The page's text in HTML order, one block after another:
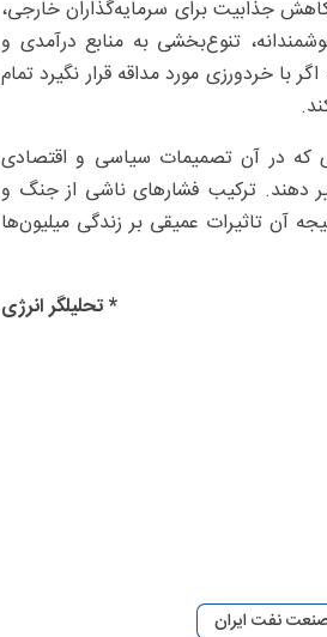
جذابیت برای سرمایه‌گذاران خارجی،
تنوع‌بخشی به منابع درآمدی و
خردورزی مورد مداقه قرار نگیرد تمام
که در آن تصمیمات سیاسی و اقتصادی
دهند. ترکیب فشارهای ناشی از جنگ و
آن تاثیرات عمیقی بر زندگی میلیون‌ها
* تحلیلگر انرژی
نفت ایران